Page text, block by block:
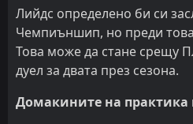
Лийдс определено би си
Чемпиъншип, но преди
Това може да стане срещу
дуел за двата през сезона.
Домакините на практика